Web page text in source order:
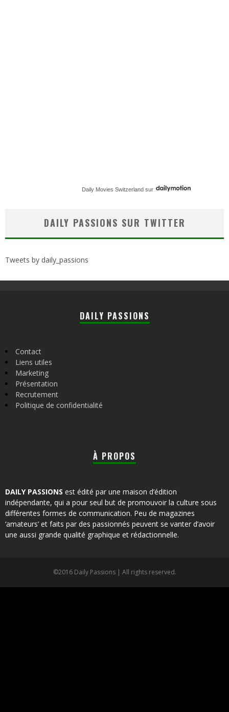
Daily Movies Switzerland sur
DAILY PASSIONS SUR TWITTER
Tweets by daily_passions
DAILY PASSIONS
Contact
Liens utiles
Marketing
Présentation
Recrutement
Politique de confidentialité
À PROPOS
DAILY PASSIONS est édité par une maison d’édition
indépendante, qui a pour seul but de promouvoir la culture sous
différentes formes de communication. Peu de magazines
‘amateurs’ et faits par des passionnés peuvent se vanter d’avoir
une aussi grande qualité graphique et rédactionnelle.
©2016 Daily Passions | All rights reserved.